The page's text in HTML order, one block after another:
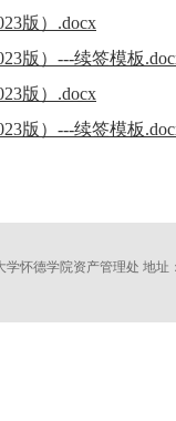
版）.docx
版）---续签模板
版）.docx
版）---续签模板
怀德学院资产管理处 地